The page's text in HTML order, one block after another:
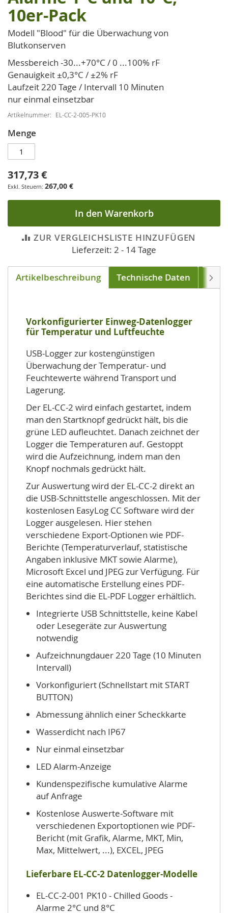
Bildgalerie
springen
10er-Pack
Modell "Blood" für die Überwachung von
Blutkonserven
Messbereich -30...+70°C / 0 ...100% rF
Genauigkeit ±0,3°C / ±2% rF
Laufzeit 220 Tage / Intervall 10 Minuten
nur einmal einsetzbar
Artikelnummer EL-CC-2-005-PK10
Menge
317,73 €
267,00 €
In den Warenkorb
ZUR VERGLEICHSLISTE HINZUFÜGEN
Lieferzeit: 2 - 14 Tage
Artikelbeschreibung Technische Daten
Vorkonfigurierter Einweg-Datenlogger
für Temperatur und Luftfeuchte
USB-Logger zur kostengünstigen
Überwachung der Temperatur- und
Feuchtewerte während Transport und
Lagerung.
Der EL-CC-2 wird einfach gestartet, indem
man den Startknopf gedrückt hält, bis die
grüne LED aufleuchtet. Danach zeichnet der
Logger die Temperaturen auf. Gestoppt
wird die Aufzeichnung, indem man den
Knopf nochmals gedrückt hält.
Zur Auswertung wird der EL-CC-2 direkt an
die USB-Schnittstelle angeschlossen. Mit der
kostenlosen EasyLog CC Software wird der
Logger ausgelesen. Hier stehen
verschiedene Export-Optionen wie PDF-
Berichte (Temperaturverlauf, statistische
Angaben inklusive MKT sowie Alarme),
Microsoft Excel und JPEG zur Verfügung. Für
eine automatische Erstellung eines PDF-
Berichtes sind die EL-PDF Logger erhältlich.
Integrierte USB Schnittstelle, keine Kabel
oder Lesegeräte zur Auswertung
notwendig
Aufzeichnungdauer 220 Tage (10 Minuten
Intervall)
Vorkonfiguriert (Schnellstart mit START
BUTTON)
Abmessung ähnlich einer Scheckkarte
Wasserdicht nach IP67
Nur einmal einsetzbar
LED Alarm-Anzeige
Kundenspezifische kumulative Alarme
auf Anfrage
Kostenlose Auswerte-Software mit
verschiedenen Exportoptionen wie PDF-
Bericht (mit Grafik, Alarme, MKT, Min,
Max, Mittelwert, ...), EXCEL, JPEG
Lieferbare EL-CC-2 Datenlogger-Modelle
EL-CC-2-001 PK10 - Chilled Goods -
Alarme 2°C und 8°C